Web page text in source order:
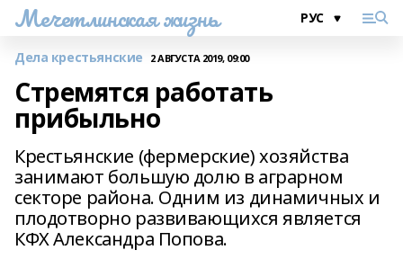
Мечетлинская жизнь
Дела крестьянские 2 АВГУСТА 2019, 09:00
Стремятся работать
прибыльно
Крестьянские (фермерские) хозяйства
занимают большую долю в аграрном
секторе района. Одним из динамичных и
плодотворно развивающихся является
КФХ Александра Попова.